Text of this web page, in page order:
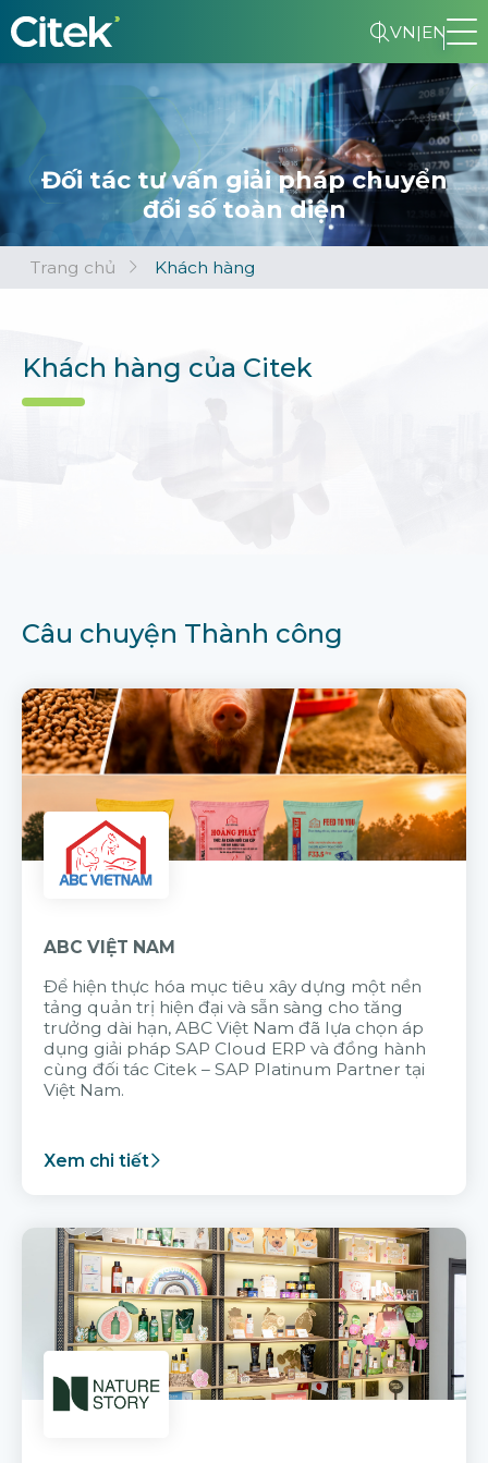
VN|EN
Đối tác tư vấn giải pháp chuyển
đổi số toàn diện
Trang chủ Khách hàng
Khách hàng của Citek
Câu chuyện Thành công
ABC VIỆT NAM
Để hiện thực hóa mục tiêu xây dựng một nền
tảng quản trị hiện đại và sẵn sàng cho tăng
trưởng dài hạn, ABC Việt Nam đã lựa chọn áp
dụng giải pháp SAP Cloud ERP và đồng hành
cùng đối tác Citek – SAP Platinum Partner tại
Việt Nam.
Xem chi tiết